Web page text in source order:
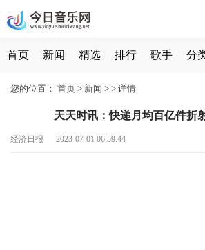
首页 新闻 精选 排行 歌手 分
您的位置： 首页 > 新闻 > > 详情
天天时讯：快递月均百亿件折
经济日报 2023-07-01 06:59:44